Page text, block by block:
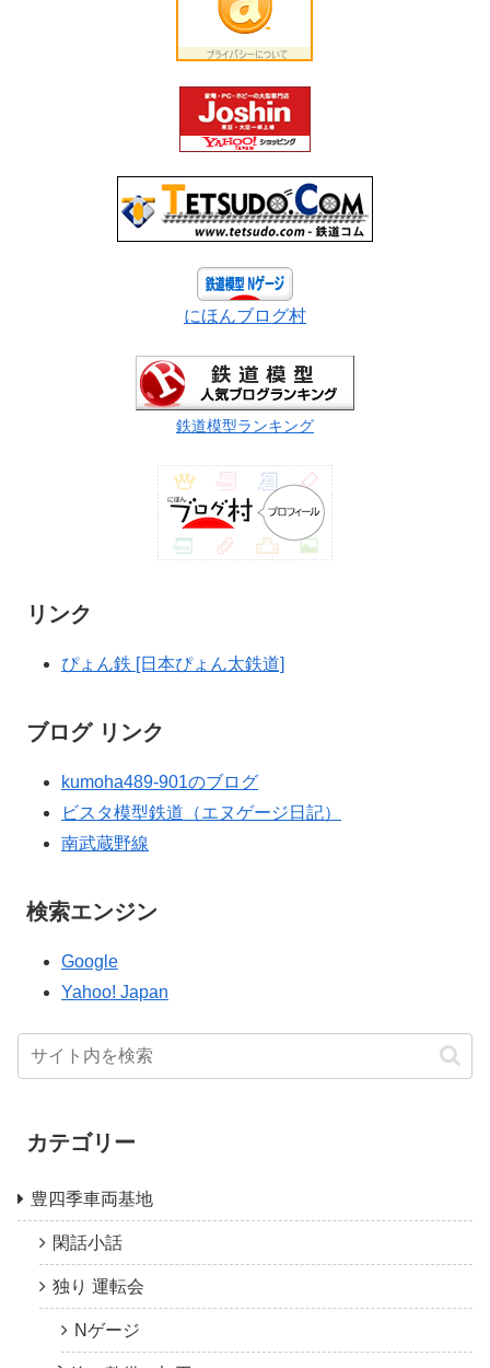
にほんブログ村
鉄道模型ランキング
リンク
ぴょん鉄 [日本ぴょん太鉄道]
ブログ リンク
kumoha489-901のブログ
ビスタ模型鉄道（エヌゲージ日記）
南武蔵野線
検索エンジン
Google
Yahoo! Japan
カテゴリー
豊四季車両基地
閑話小話
独り 運転会
Nゲージ